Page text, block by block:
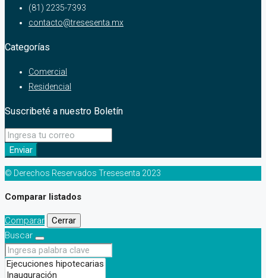
(81) 2235-7393
contacto@tresesenta.mx
Categorías
Comercial
Residencial
Suscribeté a nuestro Boletín
Enviar
© Derechos Reservados Tresesenta 2023
Comparar listados
Comparar
Cerrar
Buscar